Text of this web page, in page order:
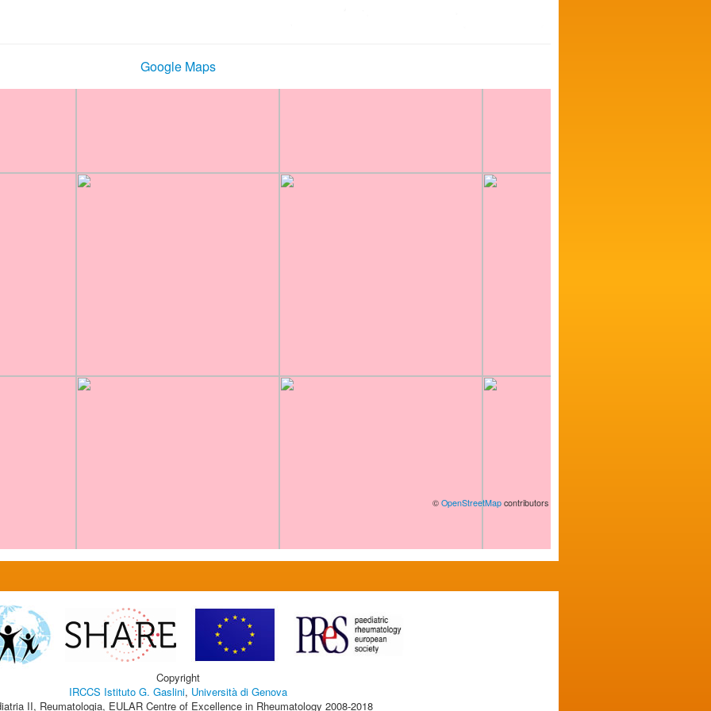
Google Maps
© OpenStreetMap contributors
Copyright
IRCCS Istituto G. Gaslini, Università di Genova
II, Reumatologia, EULAR Centre of Excellence in Rheumatology 2008-2018